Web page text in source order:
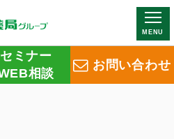
MENU
セミナー
相談
お問い合わせ